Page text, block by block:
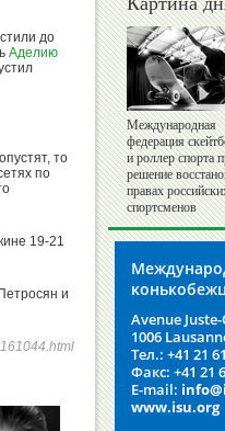
до
Аделию
то
по
19-21
и
Международная
федерация
и роллер спорта
решение
правах
спортсменов
Avenue
1006
Тел.: +41 21
Факс: +41 21
E-mail:
www.isu.org